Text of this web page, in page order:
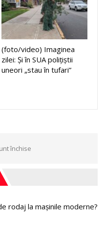
(foto/video) Imaginea
zilei: Și în SUA polițiștii
uneori „stau în tufari”
închise
rodaj la mașinile moderne?